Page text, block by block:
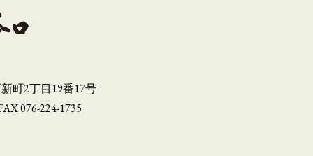
町2丁目19番17号
076-224-1735